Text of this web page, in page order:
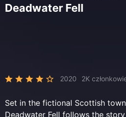
Deadwater Fell
2020 2K
Set in the fictional Scottish
Deadwater Fell follows the